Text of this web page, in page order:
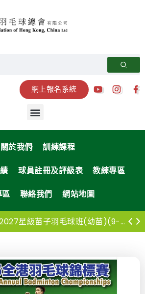
網上報名系統
關於我們 訓練課程
球員註冊及評級表 教練專區
聯絡我們 網站地圖
2026/2027星級苗子羽毛球班(幼苗)(9-12月)